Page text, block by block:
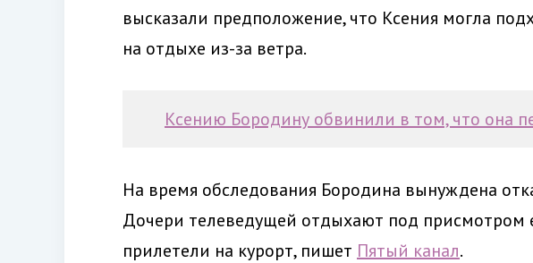
высказали предположение, что Ксения могла
на отдыхе из-за ветра.
Ксению Бородину обвинили в том, что она
На время обследования Бородина вынуждена
Дочери телеведущей отдыхают под присмотром
прилетели на курорт, пишет Пятый канал.